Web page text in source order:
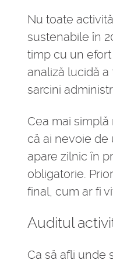
Nu toate
sustenabile în
timp cu un
analiză lucidă
sarcini
Cea mai
că ai nevoie de
apare zilnic în
obligatorie.
final, cum ar fi
Auditul
Ca să afli unde